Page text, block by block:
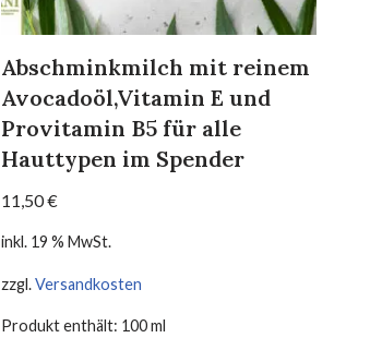
Abschminkmilch mit reinem
Avocadoöl,Vitamin E und
Provitamin B5 für alle
Hauttypen im Spender
11,50€
inkl. 19 % MwSt.
zzgl.Versandkosten
Produkt enthält: 100ml